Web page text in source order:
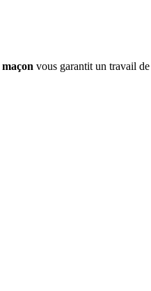
maçon vous garantit un travail